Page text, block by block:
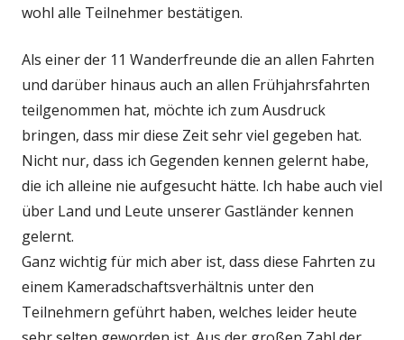
wohl alle Teilnehmer bestätigen.
Als einer der 11 Wanderfreunde die an allen Fahrten
und darüber hinaus auch an allen Frühjahrsfahrten
teilgenommen hat, möchte ich zum Ausdruck
bringen, dass mir diese Zeit sehr viel gegeben hat.
Nicht nur, dass ich Gegenden kennen gelernt habe,
die ich alleine nie aufgesucht hätte. Ich habe auch viel
über Land und Leute unserer Gastländer kennen
gelernt.
Ganz wichtig für mich aber ist, dass diese Fahrten zu
einem Kameradschaftsverhältnis unter den
Teilnehmern geführt haben, welches leider heute